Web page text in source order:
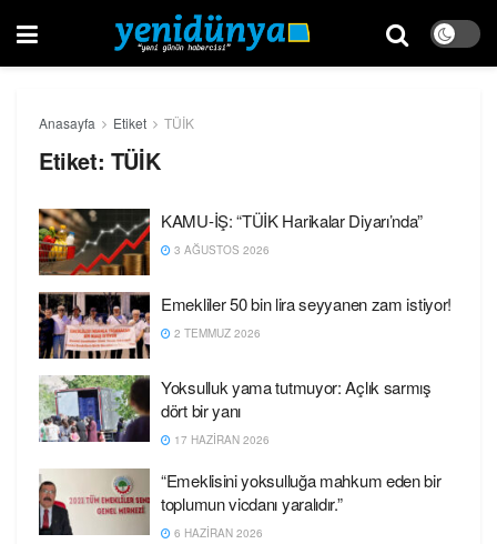
Anasayfa Etiket TÜİK
Etiket: TÜİK
KAMU-İŞ: “TÜİK Harikalar Diyarı’nda”
3 AĞUSTOS 2026
Emekliler 50 bin lira seyyanen zam istiyor!
2 TEMMUZ 2026
Yoksulluk yama tutmuyor: Açlık sarmış
dört bir yanı
17 HAZIRAN 2026
“Emeklisini yoksulluğa mahkum eden bir
toplumun vicdanı yaralıdır.”
6 HAZIRAN 2026